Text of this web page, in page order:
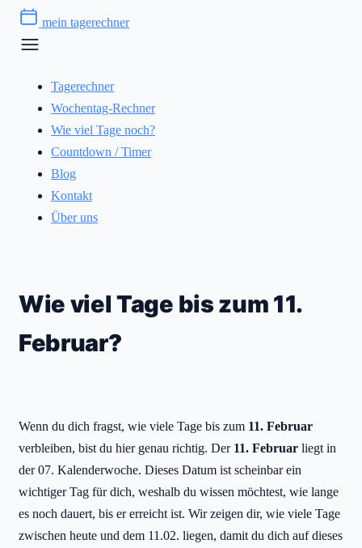
Zum
Inhalt
mein tagerechner
Tagerechner
Wochentag-Rechner
Wie viel Tage noch?
Countdown / Timer
Blog
Kontakt
Über uns
Wie viel Tage bis zum 11.
Februar?
Wenn du dich fragst, wie viele Tage bis zum 11. Februar
verbleiben, bist du hier genau richtig. Der 11. Februar liegt in
der 07. Kalenderwoche. Dieses Datum ist scheinbar ein
wichtiger Tag für dich, weshalb du wissen möchtest, wie lange
es noch dauert, bis er erreicht ist. Wir zeigen dir, wie viele Tage
zwischen heute und dem 11.02. liegen, damit du dich auf dieses